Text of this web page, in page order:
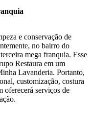
e conservação de
no bairro do
mega franquia. Esse
Restaura em um
Lavanderia. Portanto,
customização, costura
oferecerá serviços de